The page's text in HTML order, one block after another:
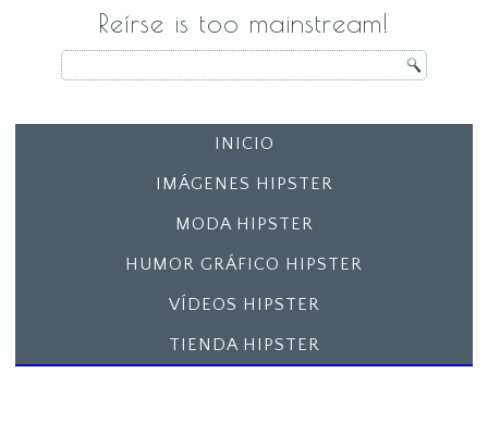
Reírse is too mainstream!
INICIO
IMÁGENES HIPSTER
MODA HIPSTER
HUMOR GRÁFICO HIPSTER
VÍDEOS HIPSTER
TIENDA HIPSTER